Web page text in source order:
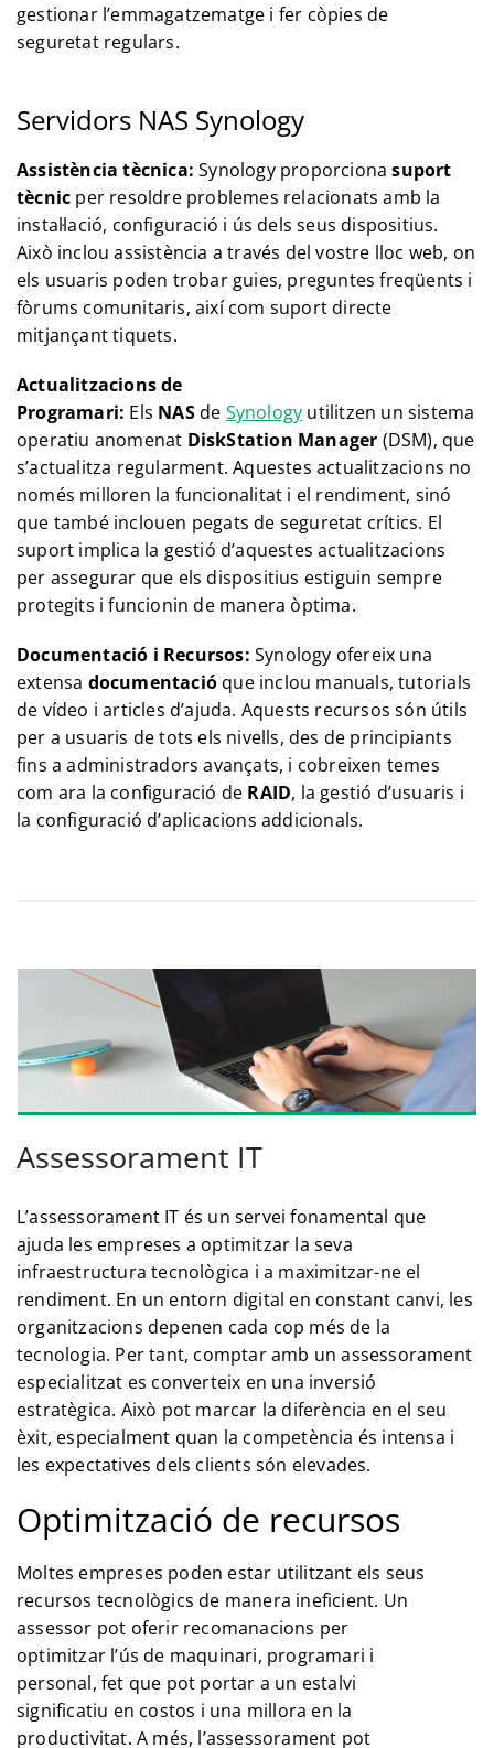
gestionar l’emmagatzematge i fer còpies de
seguretat regulars.
Servidors NAS Synology
Assistència tècnica: Synology proporcionasuport
tècnic per resoldre problemes relacionats amb la
instal·lació, configuració i ús dels seus dispositius.
Això inclou assistència a través del vostre lloc web, on
els usuaris poden trobar guies, preguntes freqüents i
fòrums comunitaris, així com suport directe
mitjançant tiquets.
Actualitzacions de
Programari: Els NASde Synology utilitzen un sistema
operatiu anomenat DiskStation Manager (DSM), que
s’actualitza regularment. Aquestes actualitzacions no
només milloren la funcionalitat i el rendiment, sinó
que també inclouen pegats de seguretat crítics. El
suport implica la gestió d’aquestes actualitzacions
per assegurar que els dispositius estiguin sempre
protegits i funcionin de manera òptima.
Documentació i Recursos: Synology ofereix una
extensa documentació que inclou manuals, tutorials
de vídeo i articles d’ajuda. Aquests recursos són útils
per a usuaris de tots els nivells, des de principiants
fins a administradors avançats, i cobreixen temes
com ara la configuració de RAID, la gestió d’usuaris i
la configuració d’aplicacions addicionals.
Assessorament IT
L’assessorament IT és un servei fonamental que
ajuda les empreses a optimitzar la seva
infraestructura tecnològica i a maximitzar-ne el
rendiment. En un entorn digital en constant canvi, les
organitzacions depenen cada cop més de la
tecnologia. Per tant, comptar amb un assessorament
especialitzat es converteix en una inversió
estratègica. Això pot marcar la diferència en el seu
èxit, especialment quan la competència és intensa i
les expectatives dels clients són elevades.
Optimització de recursos
Moltes empreses poden estar utilitzant els seus
recursos tecnològics de manera ineficient. Un
assessor pot oferir recomanacions per
optimitzar l’ús de maquinari, programari i
personal, fet que pot portar a un estalvi
significatiu en costos i una millora en la
productivitat. A més, l’assessorament pot